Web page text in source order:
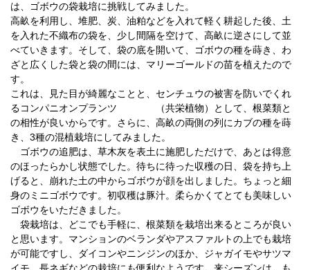
は、ゴボウの袋栽培に挑戦してみました。
高畝を利用し、堆肥、炭、油粕などを入れて軽く耕起した後、土
を入れた不織布の袋を、少し間隔を空けて、高畝に逆さにして並
べていきます。そして、袋の底を開いて、ゴボウの種を蒔き、わ
ざと広くした袋と袋の間には、マリーゴールドの苗を植えたので
す。
これは、見た目が綺麗なことと、センチュウの被害を防いでくれ
るコンパニオンプランツ （共栄植物）として、根菜類と
の相性が良いからです。さらに、高畝の両側の列にカブの種を蒔
き、3種の混植栽培にしてみました。
ゴボウの追肥は、草木灰を表土に施肥しただけで、あとは得意
のほったらかし状態でした。待ちに待った収穫の日、袋を持ち上
げると、崩れた土の中からゴボウが顔を出しました。ちょっと細
身のミニゴボウです。初収穫は豚汁。柔らかくてとても美味しい
ゴボウをいただきました。
袋栽培は、どこでも手軽に、根菜類を栽培出来るところが良い
と思います。マンションのベランダやアスファルトの上でも栽培
が可能ですし、ダイコンやニンジンのほか、ジャガイモやサツマ